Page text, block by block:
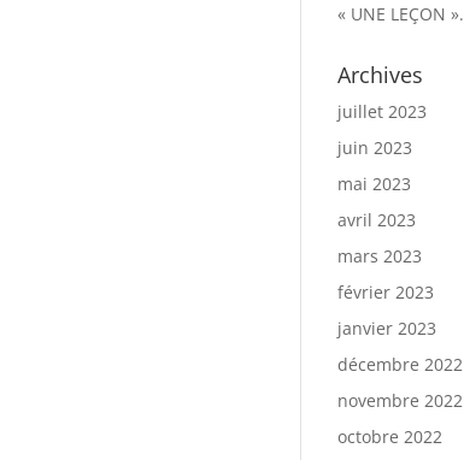
« UNE LEÇON ».
Archives
juillet 2023
juin 2023
mai 2023
avril 2023
mars 2023
février 2023
janvier 2023
décembre 2022
novembre 2022
octobre 2022